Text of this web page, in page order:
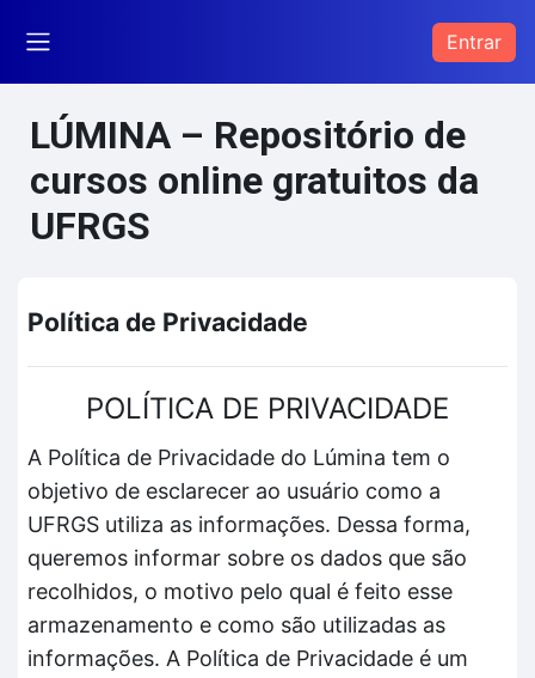
Entrar
LÚMINA – Repositório de
cursos online gratuitos da
UFRGS
Política de Privacidade
POLÍTICA DE PRIVACIDADE
A Política de Privacidade do Lúmina tem o
objetivo de esclarecer ao usuário como a
UFRGS utiliza as informações. Dessa forma,
queremos informar sobre os dados que são
recolhidos, o motivo pelo qual é feito esse
armazenamento e como são utilizadas as
informações. A Política de Privacidade é um